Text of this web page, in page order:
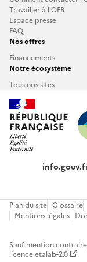
Travailler à l’OFB
Espace presse
FAQ
Nos offres
Financements
Notre écosystème
Tous nos sites
Plan du site Glossaire
Mentions légales
Sauf mention
licence etalab-2.0